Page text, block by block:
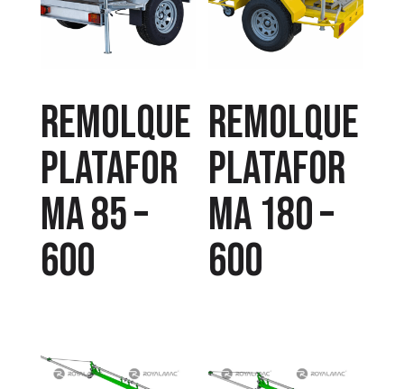
Remolque
platafor
ma 85 –
600
Remolque
platafor
ma 180 –
600